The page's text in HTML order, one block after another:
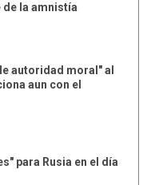
la amnistía
autoridad moral" al
aun con el
para Rusia en el día